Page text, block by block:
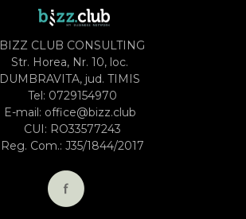
BIZZ CLUB CONSULTING
Str. Horea, Nr. 10, loc.
DUMBRAVITA, jud. TIMIS
Tel: 0729154970
E-mail: office@bizz.club
CUI: RO33577243
Reg. Com.: J35/1844/2017